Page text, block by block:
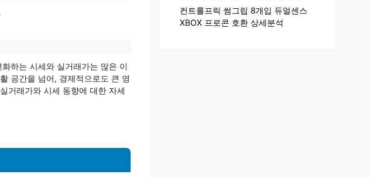
하는 시세와 실거래가는 많은 이
공간을 넘어, 경제적으로도 큰 영
거래가와 시세 동향에 대한 자세
컨트롤프릭 썸그립 8개입 듀얼센스
XBOX 프로콘 호환 상세분석